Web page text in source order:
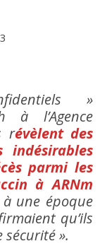
»
à l’Agence
révèlent des
indésirables
parmi les
à ARNm
à une époque
qu’ils
sécurité ».